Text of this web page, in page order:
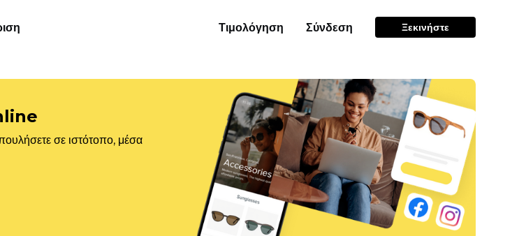
Τιμολόγηση Σύνδεση Ξεκινήστε
σε ιστότοπο, μέσα